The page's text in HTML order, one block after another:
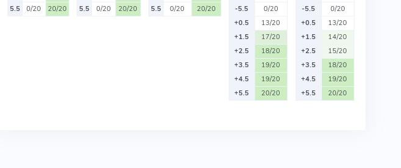
5.5
0/20 20/20
5.5
0/20 20/20
5.5
0/20 20/20
-5.5
0/20
+0.5
13/20
+1.5
17/20
+2.5
18/20
+3.5
19/20
+4.5
19/20
+5.5
20/20
-5.5
0/20
+0.5
13/20
+1.5
14/20
+2.5
15/20
+3.5
18/20
+4.5
19/20
+5.5
20/20